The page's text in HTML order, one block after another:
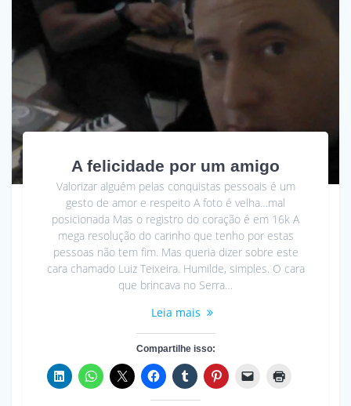
A felicidade por um amigo
Valorizar alguém pelas conquistas pessoais é um
gesto de amor e respeito A foto é velha…mal
posicionada Mas o registro do coração é em 16k A
mega resolução do carinho que tenho por estas
pessoas não tem fim. Mas queria dizer sobre este
cara chamado Luiz Teixeira. Humilde, simples. O cara
que brincava no Serra…
Leia mais
Compartilhe isso: